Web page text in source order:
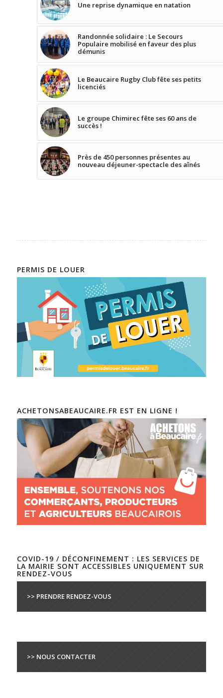
Une reprise dynamique en natation
Randonnée solidaire : Le Secours
Populaire mobilisé en faveur des plus
démunis
Le Beaucaire Rugby Club fête ses petits
licenciés
Le groupe Chimirec fête ses 60 ans de
succès !
Près de 450 personnes présentes au
nouveau déjeuner-spectacle des aînés
PERMIS DE LOUER
ACHETONSABEAUCAIRE.FR EST EN LIGNE !
COVID-19 / DÉCONFINEMENT : LES SERVICES DE
LA MAIRIE SONT ACCESSIBLES UNIQUEMENT SUR
RENDEZ-VOUS
>> PRENDRE RENDEZ-VOUS
>> NOUS CONTACTER